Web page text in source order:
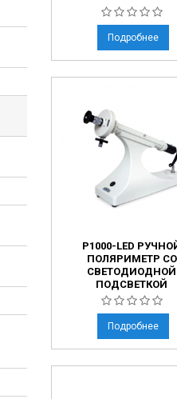
Рентгеновское оборудование
Тракционные кровати
Электрокардиографы
Электрохирургические
Экстракторы нуклеиновых
Подробнее
P1000-LED
ПОЛЯРИМЕТР СО
СВЕТОДИОДНОЙ
ПОДСВЕТКОЙ
Подробнее